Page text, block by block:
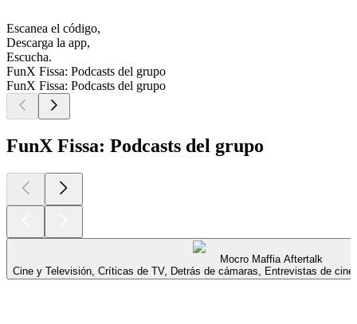
Escanea el código,
Descarga la app,
Escucha.
FunX Fissa: Podcasts del grupo
FunX Fissa: Podcasts del grupo
FunX Fissa: Podcasts del grupo
Mocro Maffia Aftertalk
Cine y Televisión, Críticas de TV, Detrás de cámaras, Entrevistas de